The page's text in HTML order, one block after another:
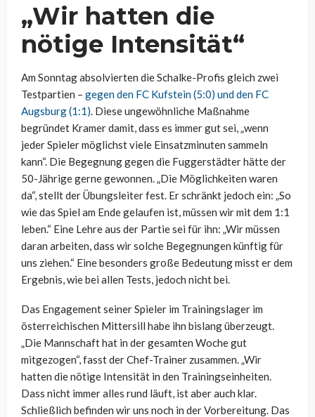
„Wir hatten die
nötige Intensität“
Am Sonntag absolvierten die Schalke-Profis gleich zwei
Testpartien – gegen den FC Kufstein (5:0) und den FC
Augsburg (1:1). Diese ungewöhnliche Maßnahme
begründet Kramer damit, dass es immer gut sei, „wenn
jeder Spieler möglichst viele Einsatzminuten sammeln
kann“. Die Begegnung gegen die Fuggerstädter hätte der
50-Jährige gerne gewonnen. „Die Möglichkeiten waren
da“, stellt der Übungsleiter fest. Er schränkt jedoch ein: „So
wie das Spiel am Ende gelaufen ist, müssen wir mit dem 1:1
leben.“ Eine Lehre aus der Partie sei für ihn: „Wir müssen
daran arbeiten, dass wir solche Begegnungen künftig für
uns ziehen.“ Eine besonders große Bedeutung misst er dem
Ergebnis, wie bei allen Tests, jedoch nicht bei.
Das Engagement seiner Spieler im Trainingslager im
österreichischen Mittersill habe ihn bislang überzeugt.
„Die Mannschaft hat in der gesamten Woche gut
mitgezogen“, fasst der Chef-Trainer zusammen. „Wir
hatten die nötige Intensität in den Trainingseinheiten.
Dass nicht immer alles rund läuft, ist aber auch klar.
Schließlich befinden wir uns noch in der Vorbereitung. Das